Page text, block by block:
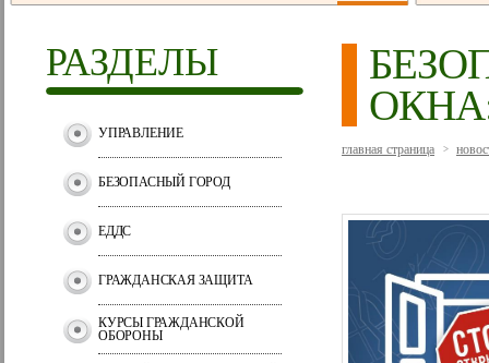
РАЗДЕЛЫ
УПРАВЛЕНИЕ
БЕЗОПАСНЫЙ ГОРОД
ЕДДС
ГРАЖДАНСКАЯ ЗАЩИТА
КУРСЫ ГРАЖДАНСКОЙ
ОБОРОНЫ
главная страница >